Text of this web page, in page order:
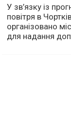
У зв’язку із
повітря в
організовано
для надання